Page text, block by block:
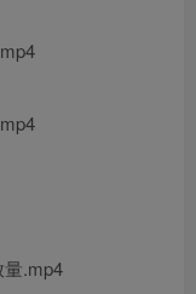
.mp4